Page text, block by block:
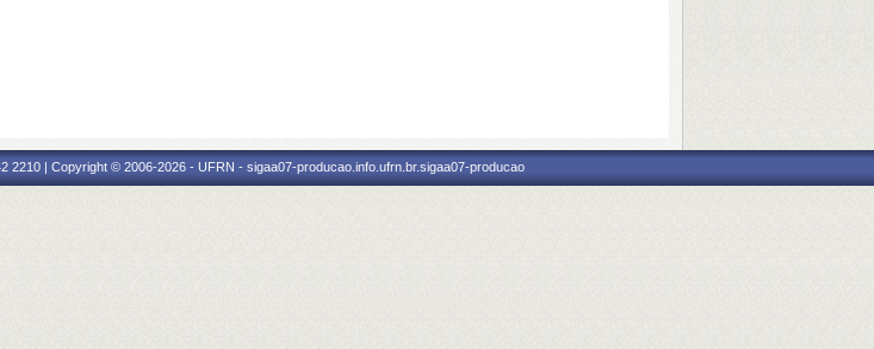
2210 | Copyright © 2006-2026 - UFRN - sigaa07-producao.info.ufrn.br.sigaa07-producao